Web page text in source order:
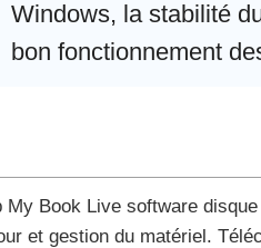
Windows, la stabilité
bon fonctionnement
Book Live software
et gestion du matériel.